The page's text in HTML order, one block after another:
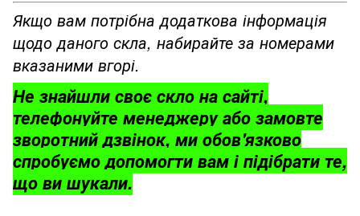
Якщо вам потрібна додаткова інформація
щодо даного скла, набирайте за номерами
вказаними вгорі.
Не знайшли своє скло на сайті,
телефонуйте менеджеру або замовте
зворотний дзвінок, ми обов'язково
спробуємо допомогти вам і підібрати те,
що ви шукали.